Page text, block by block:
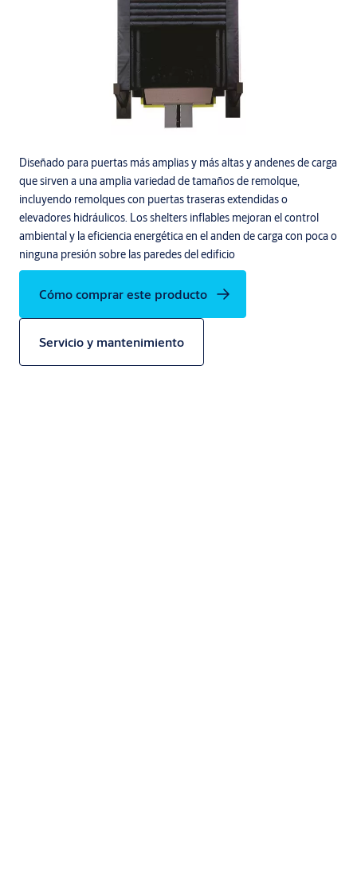
Diseñado para puertas más amplias y más altas y andenes de carga
que sirven a una amplia variedad de tamaños de remolque,
incluyendo remolques con puertas traseras extendidas o
elevadores hidráulicos. Los shelters inflables mejoran el control
ambiental y la eficiencia energética en el anden de carga con poca o
ninguna presión sobre las paredes del edificio
Cómo comprar este producto
Servicio y mantenimiento